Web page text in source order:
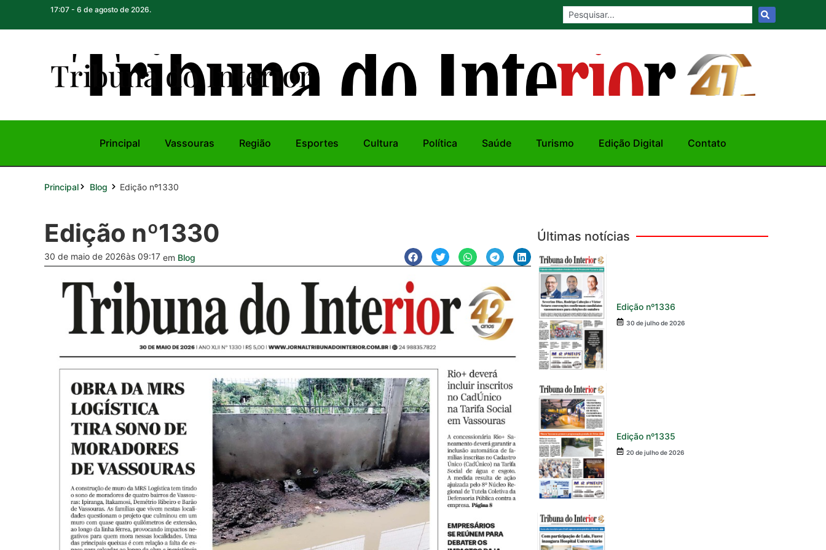
17:07 - 6 de agosto de 2026.
Tribuna do Interior
Principal Vassouras Região Esportes Cultura Política Saúde Turismo Edição Digital Contato
Principal Blog Edição nº1330
Edição nº1330
30 de maio de 2026às 09:17 em Blog
Últimas notícias
Edição nº1336
30 de julho de 2026
Edição nº1335
20 de julho de 2026